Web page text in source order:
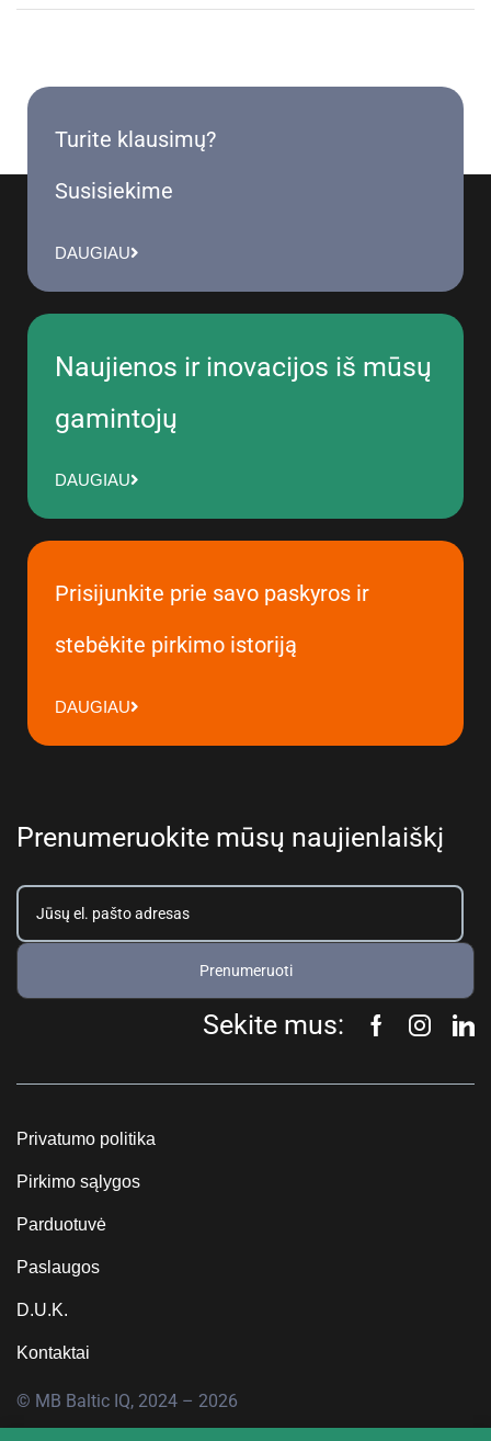
Turite klausimų?
Susisiekime
DAUGIAU
Naujienos ir inovacijos iš mūsų
gamintojų
DAUGIAU
Prisijunkite prie savo paskyros ir
stebėkite pirkimo istoriją
DAUGIAU
Prenumeruokite mūsų naujienlaiškį
Prenumeruoti
Sekite mus:
Privatumo politika
Pirkimo sąlygos
Parduotuvė
Paslaugos
D.U.K.
Kontaktai
© MB Baltic IQ, 2024 – 2026